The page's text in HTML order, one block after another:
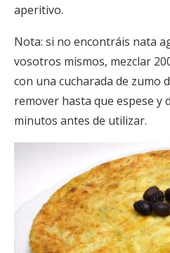
aperitivo.
Nota: si no encontráis nata
vosotros mismos, mezclar
con una cucharada de zumo
remover hasta que espese y
minutos antes de utilizar.